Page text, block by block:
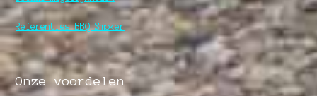
Referenties BBQ Smoker
Onze voordelen